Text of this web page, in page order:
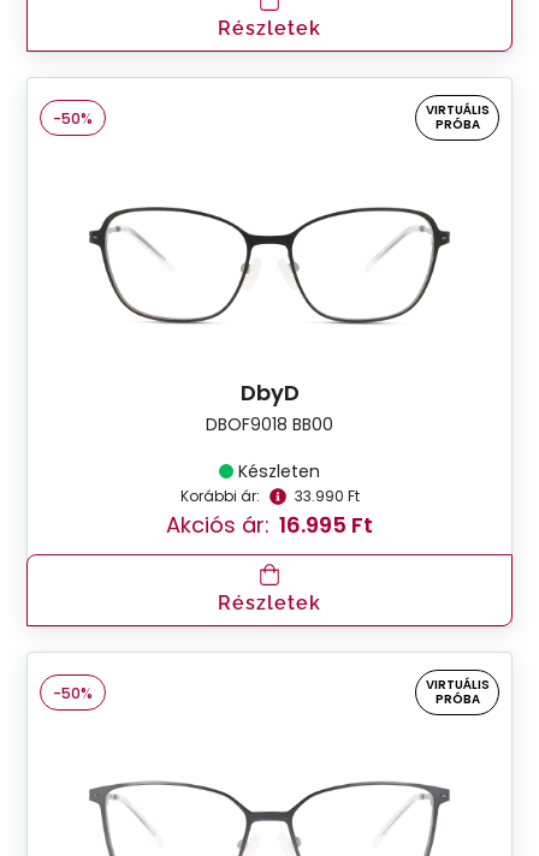
Részletek
-50%
VIRTUÁLIS
PRÓBA
DbyD
DBOF9018 BB00
Készleten
Korábbi ár: 33.990 Ft
Akciós ár: 16.995 Ft
Részletek
-50%
VIRTUÁLIS
PRÓBA